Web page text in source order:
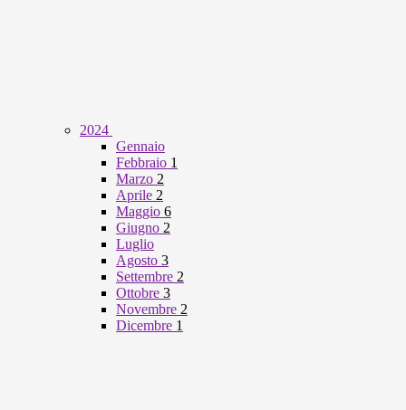
2024
Gennaio
Febbraio 1
Marzo 2
Aprile 2
Maggio 6
Giugno 2
Luglio
Agosto 3
Settembre 2
Ottobre 3
Novembre 2
Dicembre 1